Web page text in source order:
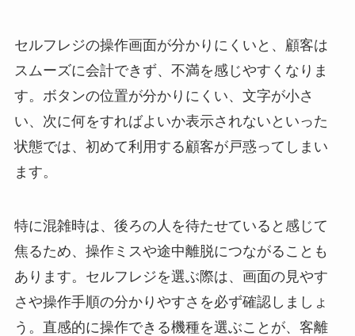
セルフレジの操作画面が分かりにくいと、顧客は
スムーズに会計できず、不満を感じやすくなりま
す。ボタンの位置が分かりにくい、文字が小さ
い、次に何をすればよいか表示されないといった
状態では、初めて利用する顧客が戸惑ってしまい
ます。
特に混雑時は、後ろの人を待たせていると感じて
焦るため、操作ミスや途中離脱につながることも
あります。セルフレジを選ぶ際は、画面の見やす
さや操作手順の分かりやすさを必ず確認しましょ
う。直感的に操作できる機種を選ぶことが、客離